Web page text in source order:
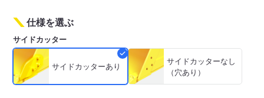
仕様を選ぶ
サイドカッター
サイドカッターあり
サイドカッターなし
（穴あり）